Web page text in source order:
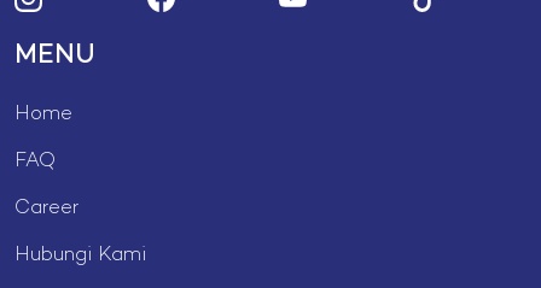
MENU
Home
FAQ
Career
Hubungi Kami